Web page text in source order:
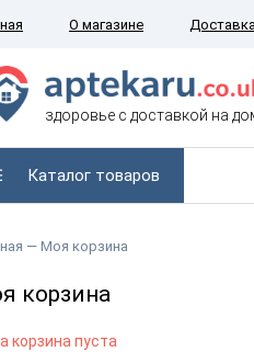
О магазине
здоровье с доставкой на
Каталог товаров
— Моя корзина
корзина
корзина пуста